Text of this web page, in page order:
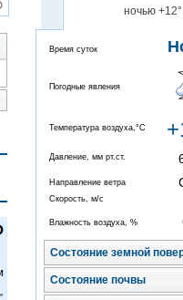
ночью +12°
Время суток
Погодные явления
Температура воздуха,°C
Давление, мм рт.ст.
Направление ветра
Скорость, м/с
Влажность воздуха, %
Состояние земной
Состояние почвы